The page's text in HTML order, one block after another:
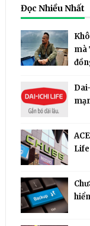
Đọc Nhiều Nhất
mà